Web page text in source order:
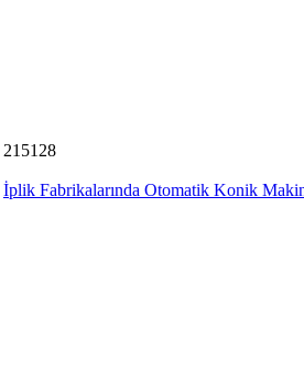
İplik Fabrikalarında Otomatik Konik